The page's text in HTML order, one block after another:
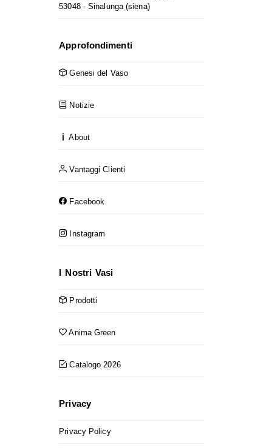
53048 - Sinalunga (siena)
Approfondimenti
Genesi del Vaso
Notizie
About
Vantaggi Clienti
Facebook
Instagram
I Nostri Vasi
Prodotti
Anima Green
Catalogo 2026
Privacy
Privacy Policy